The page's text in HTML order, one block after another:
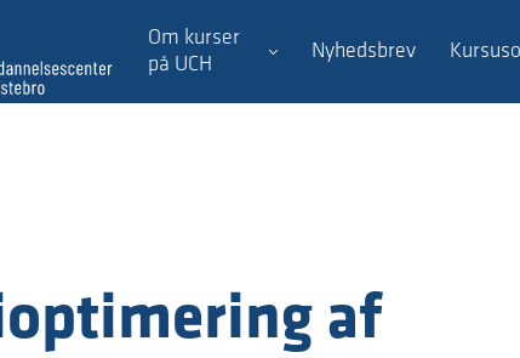
Om kurser
på UCH
Nyhedsbrev
af